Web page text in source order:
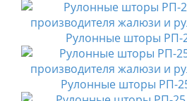
Рулонные шторы РП-
Рулонные шторы РП-